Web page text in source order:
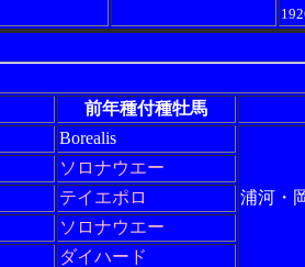
前年種付種牡馬
Borealis
浦河・
ソロナウエー
テイエポロ
ソロナウエー
ダイハード